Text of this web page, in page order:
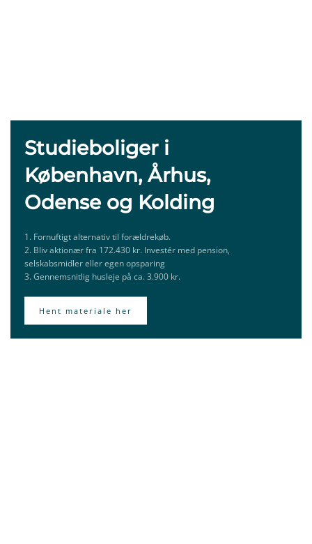
Studieboliger i
København, Århus,
Odense og Kolding
1. Fornuftigt alternativ til forældrekøb.
2. Bliv aktionær fra 172.430 kr. Investér med pension,
selskabsmidler eller egen opsparing
3. Gennemsnitlig husleje på ca. 3.900 kr.
Hent materiale her